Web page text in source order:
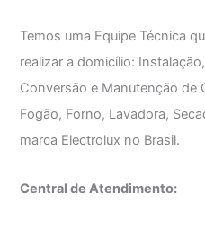
Temos uma Equipe Técnica
realizar a domicílio:
Conversão e Manutenção de
Fogão, Forno, Lavadora,
marca Electrolux no Brasil.
Central de Atendimento: